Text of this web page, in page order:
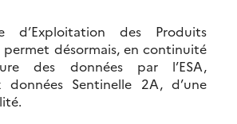
d’Exploitation des Produits
permet désormais, en continuité
des données par l’ESA,
données Sentinelle 2A, d’une